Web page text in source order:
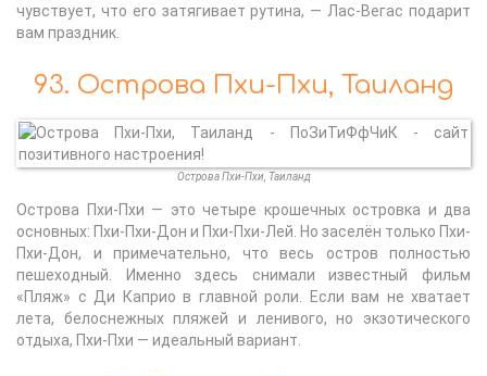
чувствует, что его затягивает рутина, — Лас-Вегас подарит
вам праздник.
93. Острова Пхи-Пхи, Таиланд
Острова Пхи-Пхи, Таиланд
Острова Пхи-Пхи — это четыре крошечных островка и два
основных: Пхи-Пхи-Дон и Пхи-Пхи-Лей. Но заселён только Пхи-
Пхи-Дон, и примечательно, что весь остров полностью
пешеходный. Именно здесь снимали известный фильм
«Пляж» с Ди Каприо в главной роли. Если вам не хватает
лета, белоснежных пляжей и ленивого, но экзотического
отдыха, Пхи-Пхи — идеальный вариант.